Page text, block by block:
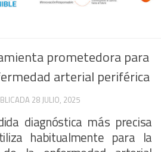
prometedora para
arterial periférica
28 JULIO, 2025
diagnóstica más precisa
habitualmente para la